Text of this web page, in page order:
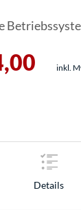
inkl.
Details